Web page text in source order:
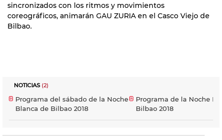
sincronizados con los ritmos y movimientos
coreográficos, animarán GAU ZURIA en el Casco Viejo de
Bilbao.
NOTICIAS (2)
Programa del sábado de la Noche
Blanca de Bilbao 2018
Programa de la Noche
Bilbao 2018